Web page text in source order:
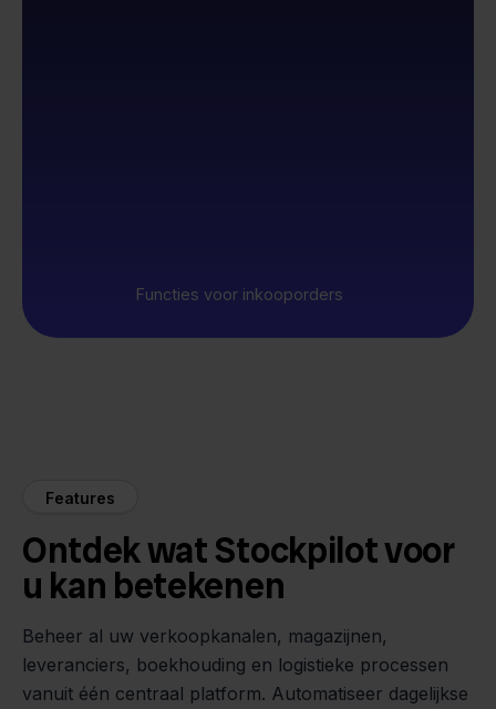
Functies voor inkooporders
Features
Ontdek wat Stockpilot voor
u kan betekenen
Beheer al uw verkoopkanalen, magazijnen,
leveranciers, boekhouding en logistieke processen
vanuit één centraal platform. Automatiseer dagelijkse